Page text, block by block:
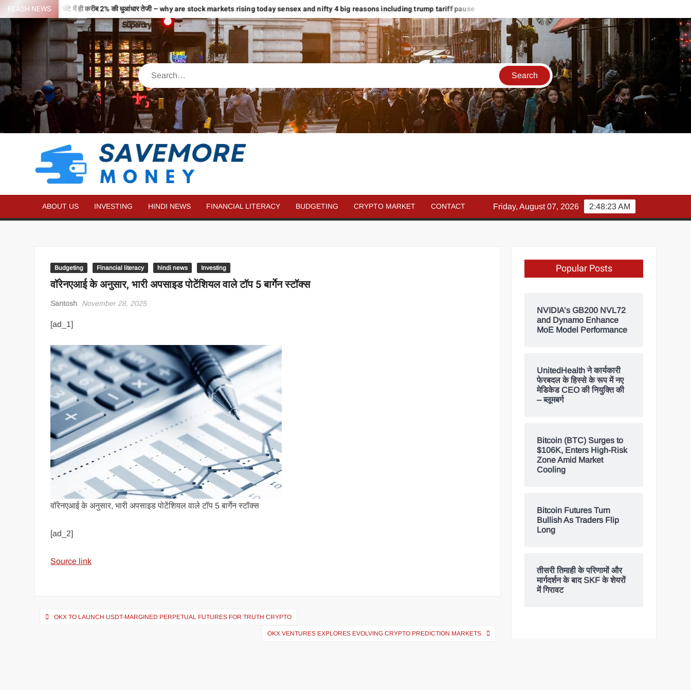
FLASH NEWS
से भरी उड़ान…2 घंटे में ही करीब 2% की धुआंधार तेजी – why are stock markets rising today sensex and nifty 4 big reasons including trump tariff pause
MORE
MONEY
RELATED
ABOUT US INVESTING HINDI NEWS FINANCIAL LITERACY BUDGETING CRYPTO MARKET CONTACT 2:48:24 AM
Friday, August 07, 2026
Budgeting Financial literacy hindi news Investing
वॉरेनएआई के अनुसार, भारी अपसाइड पोटेंशियल वाले टॉप 5 बार्गेन स्टॉक्स
Santosh November 28, 2025
[ad_1]
वॉरेनएआई के अनुसार, भारी अपसाइड पोटेंशियल वाले टॉप 5 बार्गेन स्टॉक्स
[ad_2]
Source link
OKX TO LAUNCH USDT-MARGINED PERPETUAL FUTURES FOR TRUTH CRYPTO
OKX VENTURES EXPLORES EVOLVING CRYPTO PREDICTION MARKETS
Popular Posts
NVIDIA’s GB200 NVL72
and Dynamo Enhance
MoE Model Performance
UnitedHealth ने कार्यकारी
फेरबदल के हिस्से के रूप में नए
मेडिकेड CEO की नियुक्ति की
– ब्लूमबर्ग
Bitcoin (BTC) Surges to
$106K, Enters High-Risk
Zone Amid Market
Cooling
Bitcoin Futures Turn
Bullish As Traders Flip
Long
तीसरी तिमाही के परिणामों और
मार्गदर्शन के बाद SKF के शेयरों
में गिरावट